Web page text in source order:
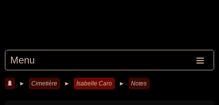
Menu
► Cimetière ► Isabelle Caro ► Notes